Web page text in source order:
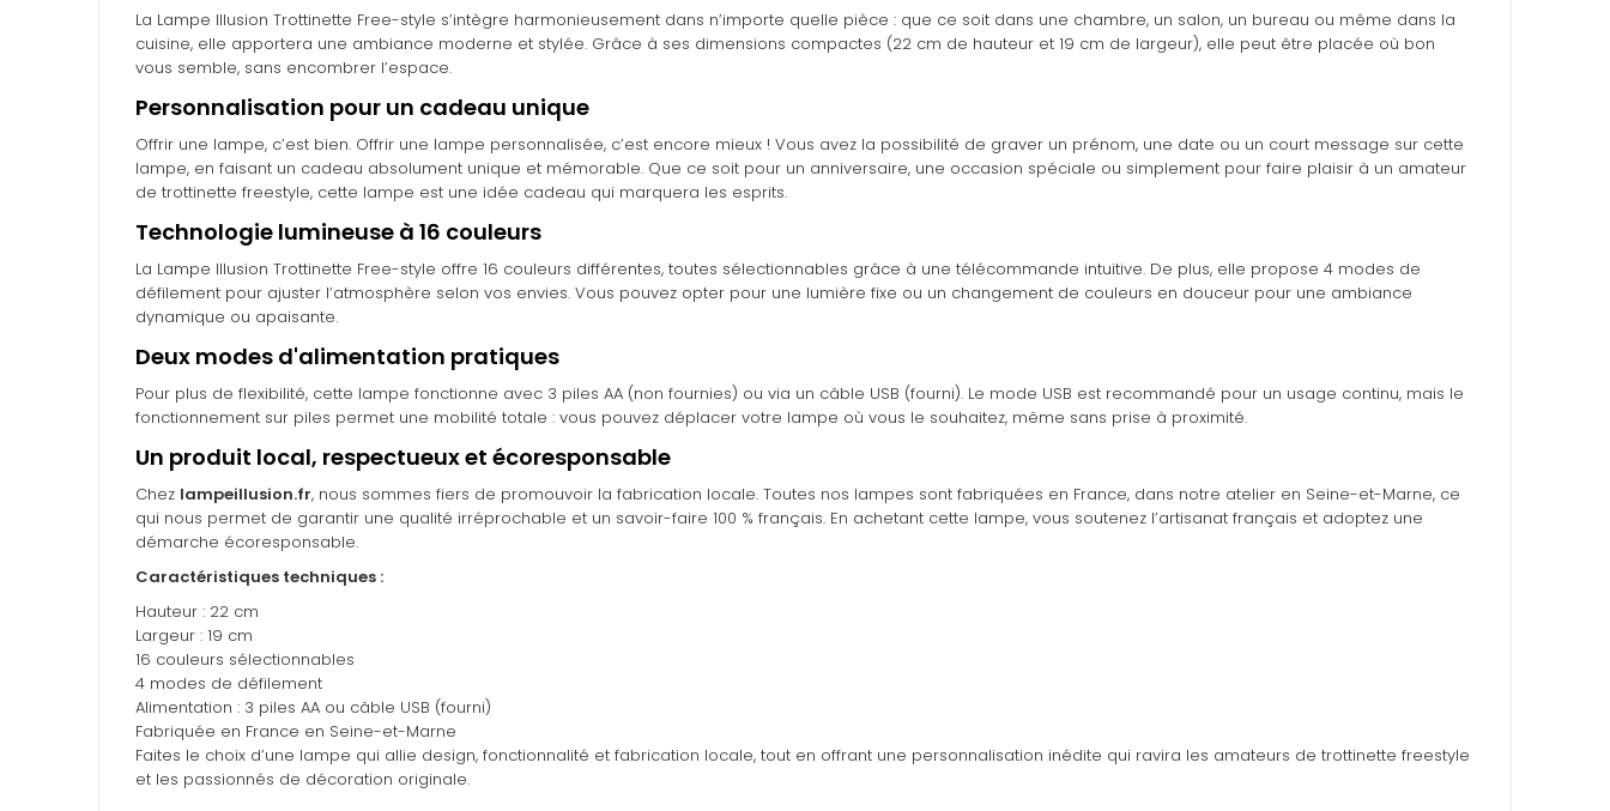
La Lampe Illusion Trottinette Free-style s’intègre harmonieusement dans n’importe quelle pièce : que ce soit dans une chambre, un salon, un bureau ou même dans la
cuisine, elle apportera une ambiance moderne et stylée. Grâce à ses dimensions compactes (22 cm de hauteur et 19 cm de largeur), elle peut être placée où bon
vous semble, sans encombrer l’espace.
Personnalisation pour un cadeau unique
Offrir une lampe, c’est bien. Offrir une lampe personnalisée, c’est encore mieux ! Vous avez la possibilité de graver un prénom, une date ou un court message sur cette
lampe, en faisant un cadeau absolument unique et mémorable. Que ce soit pour un anniversaire, une occasion spéciale ou simplement pour faire plaisir à un amateur
de trottinette freestyle, cette lampe est une idée cadeau qui marquera les esprits.
Technologie lumineuse à 16 couleurs
La Lampe Illusion Trottinette Free-style offre 16 couleurs différentes, toutes sélectionnables grâce à une télécommande intuitive. De plus, elle propose 4 modes de
défilement pour ajuster l’atmosphère selon vos envies. Vous pouvez opter pour une lumière fixe ou un changement de couleurs en douceur pour une ambiance
dynamique ou apaisante.
Deux modes d'alimentation pratiques
Pour plus de flexibilité, cette lampe fonctionne avec 3 piles AA (non fournies) ou via un câble USB (fourni). Le mode USB est recommandé pour un usage continu, mais le
fonctionnement sur piles permet une mobilité totale : vous pouvez déplacer votre lampe où vous le souhaitez, même sans prise à proximité.
Un produit local, respectueux et écoresponsable
Chez lampeillusion.fr, nous sommes fiers de promouvoir la fabrication locale. Toutes nos lampes sont fabriquées en France, dans notre atelier en Seine-et-Marne, ce
qui nous permet de garantir une qualité irréprochable et un savoir-faire 100 % français. En achetant cette lampe, vous soutenez l’artisanat français et adoptez une
démarche écoresponsable.
Caractéristiques techniques :
Hauteur : 22 cm
Largeur : 19 cm
16 couleurs sélectionnables
4 modes de défilement
Alimentation : 3 piles AA ou câble USB (fourni)
Fabriquée en France en Seine-et-Marne
Faites le choix d’une lampe qui allie design, fonctionnalité et fabrication locale, tout en offrant une personnalisation inédite qui ravira les amateurs de trottinette freestyle
et les passionnés de décoration originale.